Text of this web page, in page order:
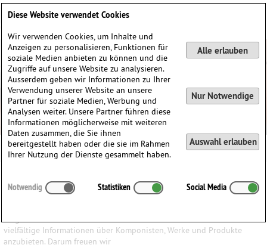
Ihr Input ist uns wichtig
vielfältige Informationen über Komponisten, Werke und Produkte
anzubieten. Darum freuen wir
Diese Website verwendet Cookies
Wir verwenden Cookies, um Inhalte und
Anzeigen zu personalisieren, Funktionen für
soziale Medien anbieten zu können und die
Zugriffe auf unsere Website zu analysieren.
Ausserdem geben wir Informationen zu Ihrer
Verwendung unserer Website an unsere
Partner für soziale Medien, Werbung und
Analysen weiter. Unsere Partner führen diese
Informationen möglicherweise mit weiteren
Daten zusammen, die Sie ihnen
bereitgestellt haben oder die sie im Rahmen
Ihrer Nutzung der Dienste gesammelt haben.
Alle erlauben
Nur Notwendige
Auswahl erlauben
Notwendig Statistiken Social Media